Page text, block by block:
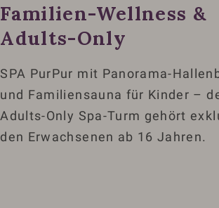
Familien-Wellness &
Adults-Only
SPA PurPur mit Panorama-
und Familiensauna für Kinder –
Adults-Only Spa-Turm gehört
den Erwachsenen ab 16 Jahren.